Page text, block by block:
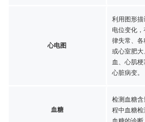
心电图
利用图形
电位变化
律失常、
或心室肥
血、心肌
心脏病变。
血糖
检测血糖
程中血糖
血糖的诊断